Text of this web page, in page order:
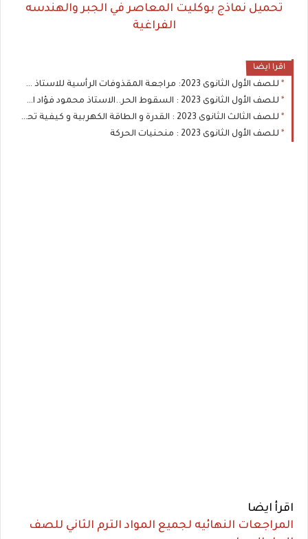
تحميل نماذج بوكليت المعاصر في الجبر والهندسه
الفراغية
اقرا ايضا
للصف الأول الثانوى 2023: مراجعة المقذوفات الرأسية للاستاذ محمود فؤاد استاذ الفيزياء باليوم السابع
للصف الأول الثانوى 2023 : السقوط الحر..الاستاذ محمود فؤاد استاذ الفيزياء باليوم السابع
للصف الثالث الثانوى 2023 : القدرة و الطاقة الكهربية و كيفية تحديد اضاءة المصابيح
للصف الأول الثانوى 2023 : منحنيات الحركة
اقرأ ايضا
المراجعات النهائيه لجميع المواد الترم الثاني للصف